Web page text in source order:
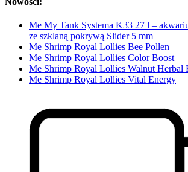
Me My Tank Systema K33 27 l –
ze szklaną pokrywą Slider 5 mm
Me Shrimp Royal Lollies Bee Pollen
Me Shrimp Royal Lollies Color Boost
Me Shrimp Royal Lollies Walnut Herbal
Me Shrimp Royal Lollies Vital Energy